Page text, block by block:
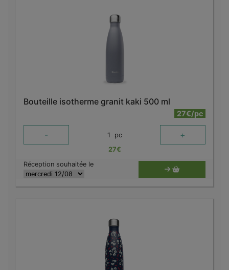
Bouteille isotherme granit kaki 500 ml
27€/pc
- 1 pc +
27€
Réception souhaitée le